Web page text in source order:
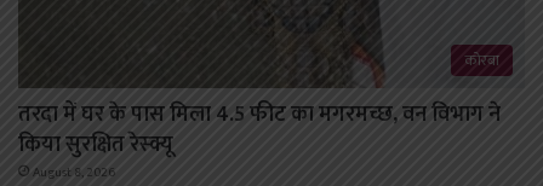
कोरबा
तरदा में घर के पास मिला 4.5 फीट का मगरमच्छ, वन विभाग ने
किया सुरक्षित रेस्क्यू
August 8, 2026